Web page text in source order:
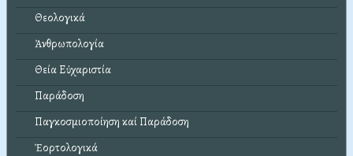
Θεολογικά
Ἀνθρωπολογία
Θεία Εὐχαριστία
Παράδοση
Παγκοσμιοποίηση καί Παράδοση
Ἑορτολογικά